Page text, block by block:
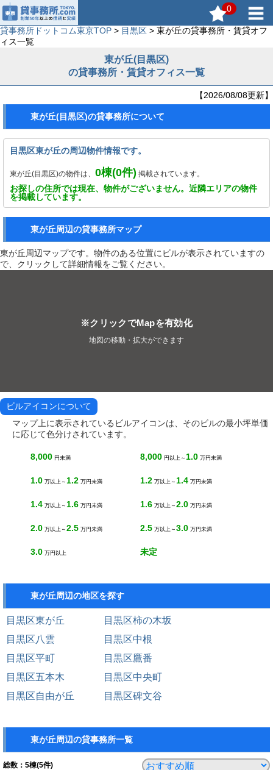
0
貸事務所ドットコム東京TOP > 目黒区 > 東が丘の貸事務所・賃貸オフ
ィス一覧
東が丘(目黒区)
の貸事務所・賃貸オフィス一覧
【2026/08/08更新】
東が丘(目黒区)の貸事務所について
目黒区東が丘の周辺物件情報です。
東が丘(目黒区)の物件は、 0棟(0件) 掲載されています。
お探しの住所では現在、物件がございません。近隣エリアの物件
を掲載しています。
東が丘周辺の貸事務所マップ
東が丘周辺マップです。物件のある位置にビルが表示されていますの
で、クリックして詳細情報をご覧ください。
※クリックでMapを有効化
地図の移動・拡大ができます
ビルアイコンについて
マップ上に表示されているビルアイコンは、そのビルの最小坪単価
に応じて色分けされています。
8,000 円未満 8,000 円以上～ 1.0 万円未満
1.0 万以上～ 1.2 万円未満 1.2 万以上～ 1.4 万円未満
1.4 万以上～ 1.6 万円未満 1.6 万以上～ 2.0 万円未満
2.0 万以上～ 2.5 万円未満 2.5 万以上～ 3.0 万円未満
3.0 万円以上 未定
東が丘周辺の地区を探す
目黒区東が丘
目黒区柿の木坂
目黒区八雲
目黒区中根
目黒区平町
目黒区鷹番
目黒区五本木
目黒区中央町
目黒区自由が丘
目黒区碑文谷
東が丘周辺の貸事務所一覧
総数： 5棟(5件)